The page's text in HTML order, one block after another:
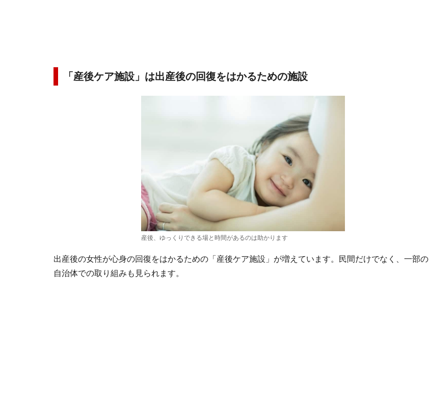
「産後ケア施設」は出産後の回復をはかるための施設
産後、ゆっくりできる場と時間があるのは助かります
出産後の女性が心身の回復をはかるための「産後ケア施設」が増えています。民間だけでなく、一部の
自治体での取り組みも見られます。